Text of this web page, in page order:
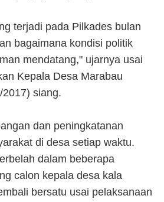
terjadi pada Pilkades bulan
bagaimana kondisi politik
mendatang," ujarnya usai
Kepala Desa Marabau
siang.
dan peningkatanan
di desa setiap waktu.
dalam beberapa
calon kepala desa kala
bersatu usai pelaksanaan